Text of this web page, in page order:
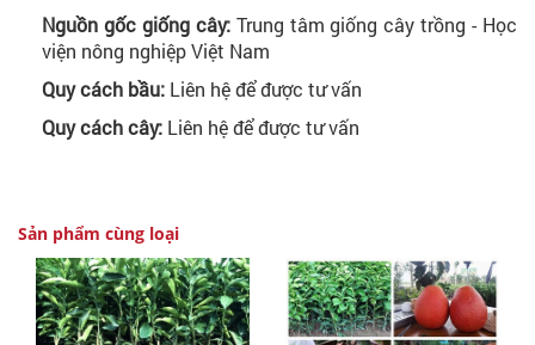
Nguồn gốc giống cây: Trung tâm giống cây trồng - Học
viện nông nghiệp Việt Nam
Quy cách bầu: Liên hệ để được tư vấn
Quy cách cây: Liên hệ để được tư vấn
Sản phẩm cùng loại